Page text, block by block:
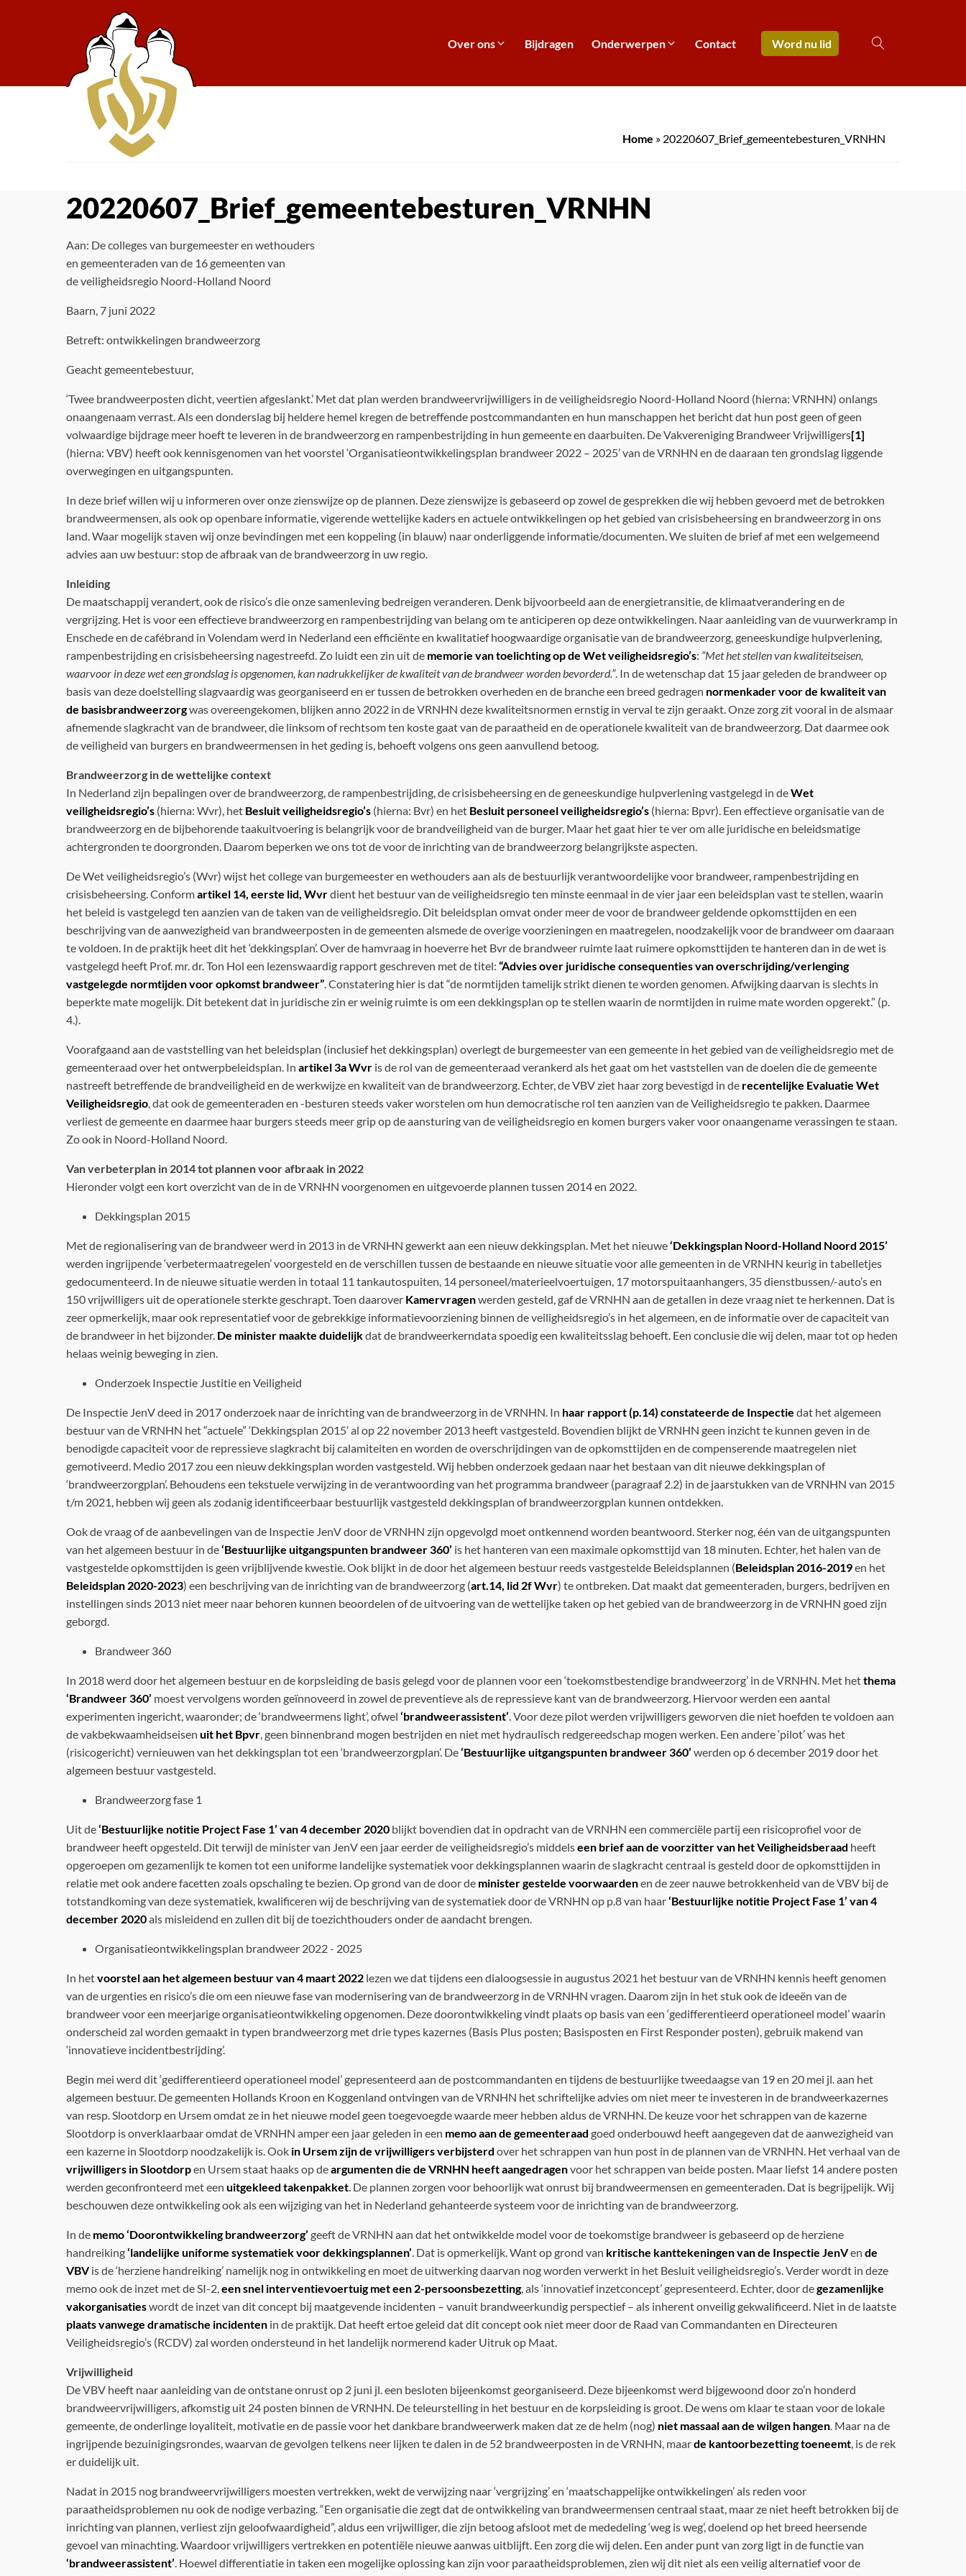
Over ons Bijdragen Onderwerpen Contact Word nu lid
Home » 20220607_Brief_gemeentebesturen_VRNHN
20220607_Brief_gemeentebesturen_VRNHN
Aan: De colleges van burgemeester en wethouders
en gemeenteraden van de 16 gemeenten van
de veiligheidsregio Noord-Holland Noord
Baarn, 7 juni 2022
Betreft: ontwikkelingen brandweerzorg
Geacht gemeentebestuur,
‘Twee brandweerposten dicht, veertien afgeslankt.’ Met dat plan werden brandweervrijwilligers in de veiligheidsregio Noord-Holland Noord (hierna: VRNHN) onlangs
onaangenaam verrast. Als een donderslag bij heldere hemel kregen de betreffende postcommandanten en hun manschappen het bericht dat hun post geen of geen
volwaardige bijdrage meer hoeft te leveren in de brandweerzorg en rampenbestrijding in hun gemeente en daarbuiten. De Vakvereniging Brandweer Vrijwilligers[1]
(hierna: VBV) heeft ook kennisgenomen van het voorstel ‘Organisatieontwikkelingsplan brandweer 2022 – 2025’ van de VRNHN en de daaraan ten grondslag liggende
overwegingen en uitgangspunten.
In deze brief willen wij u informeren over onze zienswijze op de plannen. Deze zienswijze is gebaseerd op zowel de gesprekken die wij hebben gevoerd met de betrokken
brandweermensen, als ook op openbare informatie, vigerende wettelijke kaders en actuele ontwikkelingen op het gebied van crisisbeheersing en brandweerzorg in ons
land. Waar mogelijk staven wij onze bevindingen met een koppeling (in blauw) naar onderliggende informatie/documenten. We sluiten de brief af met een welgemeend
advies aan uw bestuur: stop de afbraak van de brandweerzorg in uw regio.
Inleiding
De maatschappij verandert, ook de risico’s die onze samenleving bedreigen veranderen. Denk bijvoorbeeld aan de energietransitie, de klimaatverandering en de
vergrijzing. Het is voor een effectieve brandweerzorg en rampenbestrijding van belang om te anticiperen op deze ontwikkelingen. Naar aanleiding van de vuurwerkramp in
Enschede en de cafébrand in Volendam werd in Nederland een efficiënte en kwalitatief hoogwaardige organisatie van de brandweerzorg, geneeskundige hulpverlening,
rampenbestrijding en crisisbeheersing nagestreefd. Zo luidt een zin uit de memorie van toelichting op de Wet veiligheidsregio’s: “Met het stellen van kwaliteitseisen,
waarvoor in deze wet een grondslag is opgenomen, kan nadrukkelijker de kwaliteit van de brandweer worden bevorderd.”. In de wetenschap dat 15 jaar geleden de brandweer op
basis van deze doelstelling slagvaardig was georganiseerd en er tussen de betrokken overheden en de branche een breed gedragen normenkader voor de kwaliteit van
de basisbrandweerzorgwas overeengekomen, blijken anno 2022 in de VRNHN deze kwaliteitsnormen ernstig in verval te zijn geraakt. Onze zorg zit vooral in de alsmaar
afnemende slagkracht van de brandweer, die linksom of rechtsom ten koste gaat van de paraatheid en de operationele kwaliteit van de brandweerzorg. Dat daarmee ook
de veiligheid van burgers en brandweermensen in het geding is, behoeft volgens ons geen aanvullend betoog.
Brandweerzorg in de wettelijke context
In Nederland zijn bepalingen over de brandweerzorg, de rampenbestrijding, de crisisbeheersing en de geneeskundige hulpverlening vastgelegd in deWet
veiligheidsregio’s (hierna: Wvr), het Besluit veiligheidsregio’s (hierna: Bvr) en het Besluit personeel veiligheidsregio’s (hierna: Bpvr). Een effectieve organisatie van de
brandweerzorg en de bijbehorende taakuitvoering is belangrijk voor de brandveiligheid van de burger. Maar het gaat hier te ver om alle juridische en beleidsmatige
achtergronden te doorgronden. Daarom beperken we ons tot de voor de inrichting van de brandweerzorg belangrijkste aspecten.
De Wet veiligheidsregio’s (Wvr) wijst het college van burgemeester en wethouders aan als de bestuurlijk verantwoordelijke voor brandweer, rampenbestrijding en
crisisbeheersing. Conformartikel 14, eerste lid, Wvrdient het bestuur van de veiligheidsregio ten minste eenmaal in de vier jaar een beleidsplan vast te stellen, waarin
het beleid is vastgelegd ten aanzien van de taken van de veiligheidsregio. Dit beleidsplan omvat onder meer de voor de brandweer geldende opkomsttijden en een
beschrijving van de aanwezigheid van brandweerposten in de gemeenten alsmede de overige voorzieningen en maatregelen, noodzakelijk voor de brandweer om daaraan
te voldoen. In de praktijk heet dit het ‘dekkingsplan’. Over de hamvraag in hoeverre het Bvr de brandweer ruimte laat ruimere opkomsttijden te hanteren dan in de wet is
vastgelegd heeft Prof. mr. dr. Ton Hol een lezenswaardig rapport geschreven met de titel: “Advies over juridische consequenties van overschrijding/verlenging
vastgelegde normtijden voor opkomst brandweer”. Constatering hier is dat “de normtijden tamelijk strikt dienen te worden genomen. Afwijking daarvan is slechts in
beperkte mate mogelijk. Dit betekent dat in juridische zin er weinig ruimte is om een dekkingsplan op te stellen waarin de normtijden in ruime mate worden opgerekt.” (p.
4.).
Voorafgaand aan de vaststelling van het beleidsplan (inclusief het dekkingsplan) overlegt de burgemeester van een gemeente in het gebied van de veiligheidsregio met de
gemeenteraad over het ontwerpbeleidsplan. In artikel 3a Wvr is de rol van de gemeenteraad verankerd als het gaat om het vaststellen van de doelen die de gemeente
nastreeft betreffende de brandveiligheid en de werkwijze en kwaliteit van de brandweerzorg. Echter, de VBV ziet haar zorg bevestigd in de recentelijke Evaluatie Wet
Veiligheidsregio, dat ook de gemeenteraden en -besturen steeds vaker worstelen om hun democratische rol ten aanzien van de Veiligheidsregio te pakken. Daarmee
verliest de gemeente en daarmee haar burgers steeds meer grip op de aansturing van de veiligheidsregio en komen burgers vaker voor onaangename verassingen te staan.
Zo ook in Noord-Holland Noord.
Van verbeterplan in 2014 tot plannen voor afbraak in 2022
Hieronder volgt een kort overzicht van de in de VRNHN voorgenomen en uitgevoerde plannen tussen 2014 en 2022.
Dekkingsplan 2015
Met de regionalisering van de brandweer werd in 2013 in de VRNHN gewerkt aan een nieuw dekkingsplan. Met het nieuwe‘Dekkingsplan Noord-Holland Noord 2015’
werden ingrijpende ‘verbetermaatregelen’ voorgesteld en de verschillen tussen de bestaande en nieuwe situatie voor alle gemeenten in de VRNHN keurig in tabelletjes
gedocumenteerd. In de nieuwe situatie werden in totaal 11 tankautospuiten, 14 personeel/materieelvoertuigen, 17 motorspuitaanhangers, 35 dienstbussen/-auto’s en
150 vrijwilligers uit de operationele sterkte geschrapt. Toen daarover Kamervragenwerden gesteld, gaf de VRNHN aan de getallen in deze vraag niet te herkennen. Dat is
zeer opmerkelijk, maar ook representatief voor de gebrekkige informatievoorziening binnen de veiligheidsregio’s in het algemeen, en de informatie over de capaciteit van
de brandweer in het bijzonder. De minister maakte duidelijkdat de brandweerkerndata spoedig een kwaliteitsslag behoeft. Een conclusie die wij delen, maar tot op heden
helaas weinig beweging in zien.
Onderzoek Inspectie Justitie en Veiligheid
De Inspectie JenV deed in 2017 onderzoek naar de inrichting van de brandweerzorg in de VRNHN. In haar rapport (p.14) constateerde de Inspectie dat het algemeen
bestuur van de VRNHN het “actuele” ‘Dekkingsplan 2015’ al op 22 november 2013 heeft vastgesteld. Bovendien blijkt de VRNHN geen inzicht te kunnen geven in de
benodigde capaciteit voor de repressieve slagkracht bij calamiteiten en worden de overschrijdingen van de opkomsttijden en de compenserende maatregelen niet
gemotiveerd. Medio 2017 zou een nieuw dekkingsplan worden vastgesteld. Wij hebben onderzoek gedaan naar het bestaan van dit nieuwe dekkingsplan of
‘brandweerzorgplan’. Behoudens een tekstuele verwijzing in de verantwoording van het programma brandweer (paragraaf 2.2) in de jaarstukken van de VRNHN van 2015
t/m 2021, hebben wij geen als zodanig identificeerbaar bestuurlijk vastgesteld dekkingsplan of brandweerzorgplan kunnen ontdekken.
Ook de vraag of de aanbevelingen van de Inspectie JenV door de VRNHN zijn opgevolgd moet ontkennend worden beantwoord. Sterker nog, één van de uitgangspunten
van het algemeen bestuur in de‘Bestuurlijke uitgangspunten brandweer 360’ is het hanteren van een maximale opkomsttijd van 18 minuten. Echter, het halen van de
vastgestelde opkomsttijden is geen vrijblijvende kwestie. Ook blijkt in de door het algemeen bestuur reeds vastgestelde Beleidsplannen (Beleidsplan 2016-2019en het
Beleidsplan 2020-2023) een beschrijving van de inrichting van de brandweerzorg (art.14, lid 2f Wvr) te ontbreken. Dat maakt dat gemeenteraden, burgers, bedrijven en
instellingen sinds 2013 niet meer naar behoren kunnen beoordelen of de uitvoering van de wettelijke taken op het gebied van de brandweerzorg in de VRNHN goed zijn
geborgd.
Brandweer 360
In 2018 werd door het algemeen bestuur en de korpsleiding de basis gelegd voor de plannen voor een ‘toekomstbestendige brandweerzorg’ in de VRNHN. Met hetthema
‘Brandweer 360’ moest vervolgens worden geïnnoveerd in zowel de preventieve als de repressieve kant van de brandweerzorg. Hiervoor werden een aantal
experimenten ingericht, waaronder; de ‘brandweermens light’, ofwel ‘brandweerassistent’. Voor deze pilot werden vrijwilligers geworven die niet hoefden te voldoen aan
de vakbekwaamheidseisen uit het Bpvr, geen binnenbrand mogen bestrijden en niet met hydraulisch redgereedschap mogen werken. Een andere ‘pilot’ was het
(risicogericht) vernieuwen van het dekkingsplan tot een ‘brandweerzorgplan’. De‘Bestuurlijke uitgangspunten brandweer 360’ werden op 6 december 2019 door het
algemeen bestuur vastgesteld.
Brandweerzorg fase 1
Uit de‘Bestuurlijke notitie Project Fase 1’ van 4 december 2020 blijkt bovendien dat in opdracht van de VRNHN een commerciële partij een risicoprofiel voor de
brandweer heeft opgesteld. Dit terwijl de minister van JenV een jaar eerder de veiligheidsregio’s middelseen brief aan de voorzitter van het Veiligheidsberaad heeft
opgeroepen om gezamenlijk te komen tot een uniforme landelijke systematiek voor dekkingsplannen waarin de slagkracht centraal is gesteld door de opkomsttijden in
relatie met ook andere facetten zoals opschaling te bezien. Op grond van de door de minister gestelde voorwaardenen de zeer nauwe betrokkenheid van de VBV bij de
totstandkoming van deze systematiek, kwalificeren wij de beschrijving van de systematiek door de VRNHN op p.8 van haar‘Bestuurlijke notitie Project Fase 1’ van 4
december 2020als misleidend en zullen dit bij de toezichthouders onder de aandacht brengen.
Organisatieontwikkelingsplan brandweer 2022 - 2025
In hetvoorstel aan het algemeen bestuur van 4 maart 2022 lezen we dat tijdens een dialoogsessie in augustus 2021 het bestuur van de VRNHN kennis heeft genomen
van de urgenties en risico’s die om een nieuwe fase van modernisering van de brandweerzorg in de VRNHN vragen. Daarom zijn in het stuk ook de ideeën van de
brandweer voor een meerjarige organisatieontwikkeling opgenomen. Deze doorontwikkeling vindt plaats op basis van een ‘gedifferentieerd operationeel model’ waarin
onderscheid zal worden gemaakt in typen brandweerzorg met drie types kazernes (Basis Plus posten; Basisposten en First Responder posten), gebruik makend van
‘innovatieve incidentbestrijding’.
Begin mei werd dit ‘gedifferentieerd operationeel model’ gepresenteerd aan de postcommandanten en tijdens de bestuurlijke tweedaagse van 19 en 20 mei jl. aan het
algemeen bestuur. De gemeenten Hollands Kroon en Koggenland ontvingen van de VRNHN het schriftelijke advies om niet meer te investeren in de brandweerkazernes
van resp. Slootdorp en Ursem omdat ze in het nieuwe model geen toegevoegde waarde meer hebben aldus de VRNHN. De keuze voor het schrappen van de kazerne
Slootdorp is onverklaarbaar omdat de VRNHN amper een jaar geleden in een memo aan de gemeenteraad goed onderbouwd heeft aangegeven dat de aanwezigheid van
een kazerne in Slootdorp noodzakelijk is. Ook in Ursem zijn de vrijwilligers verbijsterd over het schrappen van hun post in de plannen van de VRNHN. Het verhaal van de
vrijwilligers in Slootdorpen Ursem staat haaks op deargumenten die de VRNHN heeft aangedragenvoor het schrappen van beide posten. Maar liefst 14 andere posten
werden geconfronteerd met een uitgekleed takenpakket. De plannen zorgen voor behoorlijk wat onrust bij brandweermensen en gemeenteraden. Dat is begrijpelijk. Wij
beschouwen deze ontwikkeling ook als een wijziging van het in Nederland gehanteerde systeem voor de inrichting van de brandweerzorg.
In de memo ‘Doorontwikkeling brandweerzorg’ geeft de VRNHN aan dat het ontwikkelde model voor de toekomstige brandweer is gebaseerd op de herziene
handreiking‘landelijke uniforme systematiek voor dekkingsplannen’. Dat is opmerkelijk. Want op grond van kritische kanttekeningen van de Inspectie JenVen de
VBVis de ‘herziene handreiking’ namelijk nog in ontwikkeling en moet de uitwerking daarvan nog worden verwerkt in het Besluit veiligheidsregio’s. Verder wordt in deze
memo ook de inzet met de SI-2,een snel interventievoertuig met een 2-persoonsbezetting, als ‘innovatief inzetconcept’ gepresenteerd. Echter, door degezamenlijke
vakorganisatieswordt de inzet van dit concept bij maatgevende incidenten – vanuit brandweerkundig perspectief – als inherent onveilig gekwalificeerd. Niet in de laatste
plaats vanwege dramatische incidenten in de praktijk. Dat heeft ertoe geleid dat dit concept ook niet meer door de Raad van Commandanten en Directeuren
Veiligheidsregio’s (RCDV) zal worden ondersteund in het landelijk normerend kader Uitruk op Maat.
Vrijwilligheid
De VBV heeft naar aanleiding van de ontstane onrust op 2 juni jl. een besloten bijeenkomst georganiseerd. Deze bijeenkomst werd bijgewoond door zo’n honderd
brandweervrijwilligers, afkomstig uit 24 posten binnen de VRNHN. De teleurstelling in het bestuur en de korpsleiding is groot. De wens om klaar te staan voor de lokale
gemeente, de onderlinge loyaliteit, motivatie en de passie voor het dankbare brandweerwerk maken dat ze de helm (nog) niet massaal aan de wilgen hangen. Maar na de
ingrijpende bezuinigingsrondes, waarvan de gevolgen telkens neer lijken te dalen in de 52 brandweerposten in de VRNHN, maarde kantoorbezetting toeneemt, is de rek
er duidelijk uit.
Nadat in 2015 nog brandweervrijwilligers moesten vertrekken, wekt de verwijzing naar ‘vergrijzing’ en ‘maatschappelijke ontwikkelingen’ als reden voor
paraatheidsproblemen nu ook de nodige verbazing. “Een organisatie die zegt dat de ontwikkeling van brandweermensen centraal staat, maar ze niet heeft betrokken bij de
inrichting van plannen, verliest zijn geloofwaardigheid”, aldus een vrijwilliger, die zijn betoog afsloot met de mededeling ‘weg is weg’, doelend op het breed heersende
gevoel van minachting. Waardoor vrijwilligers vertrekken en potentiële nieuwe aanwas uitblijft. Een zorg die wij delen. Een ander punt van zorg ligt in de functie van
‘brandweerassistent’. Hoewel differentiatie in taken een mogelijke oplossing kan zijn voor paraatheidsproblemen, zien wij dit niet als een veilig alternatief voor de